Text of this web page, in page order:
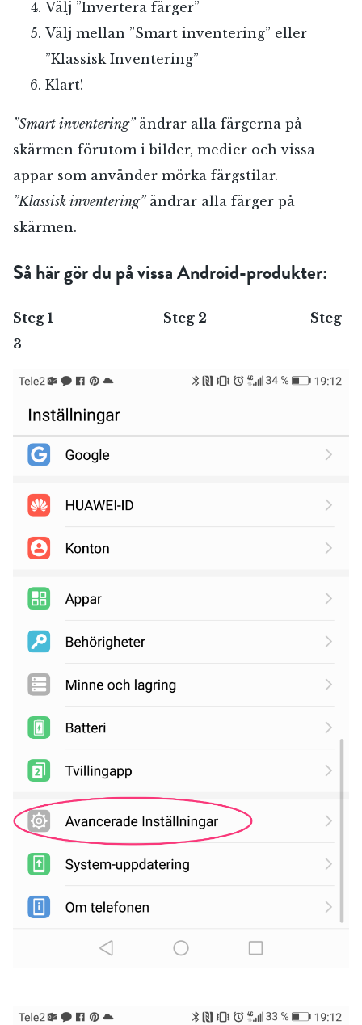
RÖSTA
E-post*
Välj ”Invertera färger”
Välj mellan ”Smart inventering” eller
”Klassisk Inventering”
Klart!
”Smart inventering”ändrar alla färgerna på
skärmen förutom i bilder, medier och vissa
appar som använder mörka färgstilar.
”Klassisk inventering”ändrar alla färger på
skärmen.
Så här gör du på vissa Android-produkter:
Steg 1 Steg 2 Steg
3